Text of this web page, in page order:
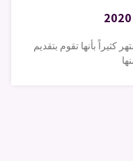
كثيراً بأنها تقوم بتقديم